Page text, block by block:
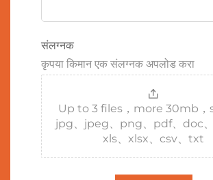
संलग्नक
कृपया किमान एक संलग्नक अपलोड करा
Up to 3 files，more 30mb
jpg、jpeg、png、pdf、doc、
xls、xlsx、csv、txt